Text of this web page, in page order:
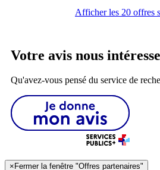
Afficher les 20 offres
Votre avis nous intéresse
Qu'avez-vous pensé du service de
× Fermer la fenêtre "Offres partenaires"